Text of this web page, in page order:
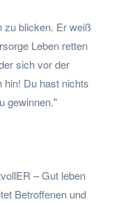
zu blicken. Er weiß
Leben retten
sich vor der
Du hast nichts
gewinnen."
– Gut leben
Betroffenen und